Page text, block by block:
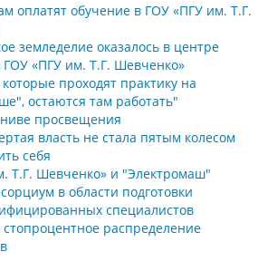
оплатят обучение в ГОУ «ПГУ им. Т.Г.
земледелие оказалось в центре
«ПГУ им. Т.Г. Шевченко»
проходят практику на
остаются там работать"
просвещения
власть не стала пятым колесом
себя
Т.Г. Шевченко» и "Электромаш"
в области подготовки
специалистов
распределение